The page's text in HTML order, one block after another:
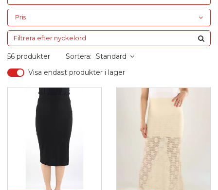
Pris
56 produkter Sortera: Standard
Visa endast produkter i lager